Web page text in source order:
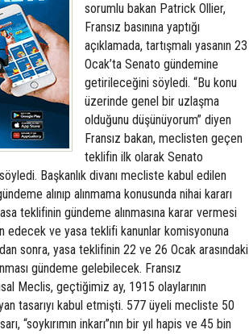
sorumlu bakan Patrick Ollier,
Fransız basınına yaptığı
açıklamada, tartışmalı yasanın 23
Ocak’ta Senato gündemine
getirileceğini söyledi. “Bu konu
üzerinde genel bir uzlaşma
olduğunu düşünüyorum” diyen
Fransız bakan, meclisten geçen
teklifin ilk olarak Senato
söyledi. Başkanlık divanı mecliste kabul edilen
alınıp alınmama konusunda nihai kararı
teklifinin gündeme alınmasına karar vermesi
edecek ve yasa teklifi kanunlar komisyonuna
sonra, yasa teklifinin 22 ve 26 Ocak arasındaki
gündeme gelebilecek. Fransız
Meclis, geçtiğimiz ay, 1915 olaylarının
tasarıyı kabul etmişti. 577 üyeli mecliste 50
“soykırımın inkarı”nın bir yıl hapis ve 45 bin